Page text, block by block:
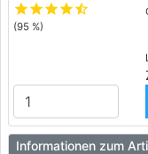
starstarstarstarstar_half
(95 %)
Informationen zum